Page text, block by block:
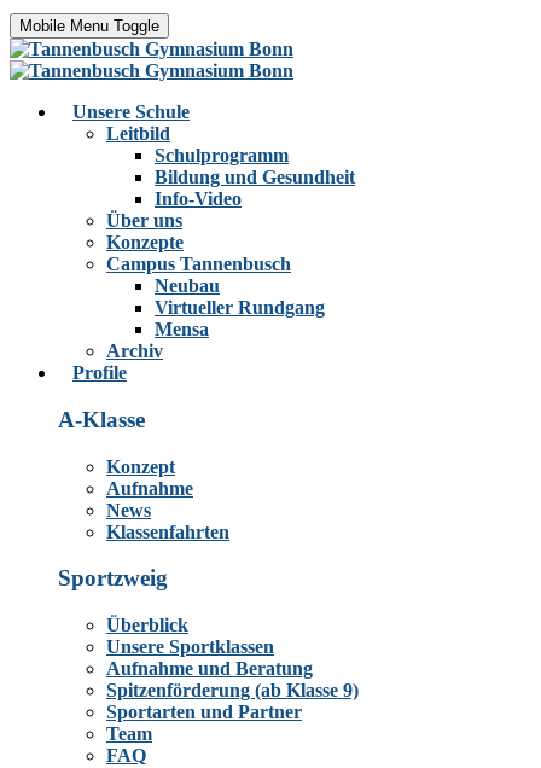
Mobile Menu Toggle
Unsere Schule
Leitbild
Schulprogramm
Bildung und Gesundheit
Info-Video
Über uns
Konzepte
Campus Tannenbusch
Neubau
Virtueller Rundgang
Mensa
Archiv
Profile
A-Klasse
Konzept
Aufnahme
News
Klassenfahrten
Sportzweig
Überblick
Unsere Sportklassen
Aufnahme und Beratung
Spitzenförderung (ab Klasse 9)
Sportarten und Partner
Team
FAQ